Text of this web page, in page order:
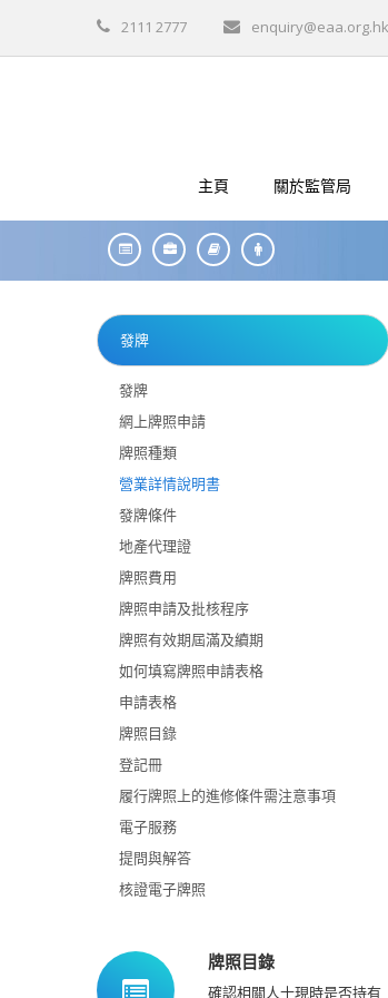
2111 2777 enquiry@eaa.org.hk
主頁 關於監管局
發牌
發牌
網上牌照申請
牌照種類
營業詳情說明書
發牌條件
地產代理證
牌照費用
牌照申請及批核程序
牌照有效期屆滿及續期
如何填寫牌照申請表格
申請表格
牌照目錄
登記冊
履行牌照上的進修條件需注意事項
電子服務
提問與解答
核證電子牌照
牌照目錄
確認相關人士現時是否持有